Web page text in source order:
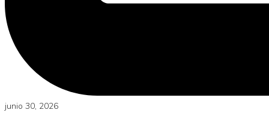
junio 30, 2026